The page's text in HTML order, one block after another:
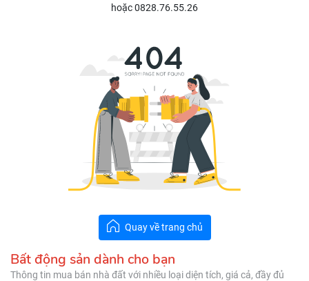
hoặc 0828.76.55.26
Quay về trang chủ
Bất động sản dành cho bạn
Thông tin mua bán nhà đất với nhiều loại diện tích, giá cả, đầy đủ